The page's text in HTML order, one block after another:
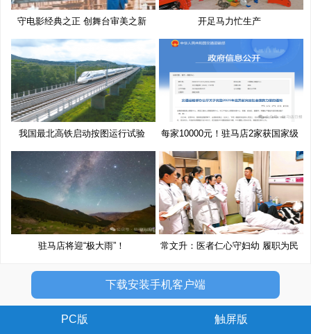
守电影经典之正 创舞台审美之新 开足马力忙生产
我国最北高铁启动按图运行试验
每家10000元！驻马店2家获国家级
奖
驻马店将迎“极大雨”！ 常文升：医者仁心守妇幼 履职为民
下载安装手机客户端
PC版 触屏版